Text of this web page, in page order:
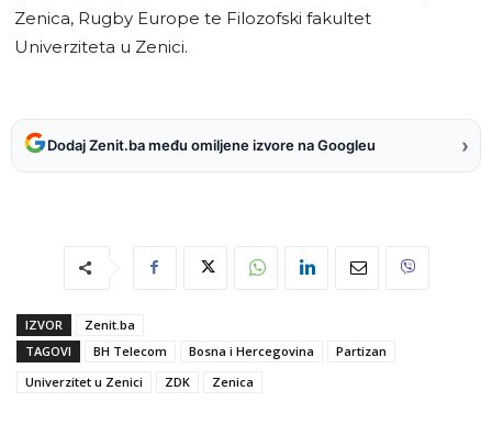
Zenica, Rugby Europe te Filozofski fakultet
Univerziteta u Zenici.
Dodaj Zenit.ba među omiljene izvore na Googleu ›
IZVOR
Zenit.ba
TAGOVI
BH Telecom Bosna i Hercegovina
Partizan
Univerzitet u Zenici
ZDK Zenica